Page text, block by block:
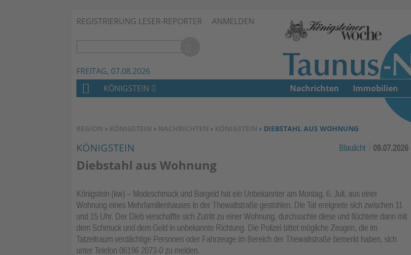
Zum Inhalt springen ↓
REGISTRIERUNG LESER-REPORTER ANMELDEN
FREITAG, 07.08.2026
SIE BEFINDEN SICH HIER:
REGION › KÖNIGSTEIN › NACHRICHTEN › KÖNIGSTEIN › DIEBSTAHL AUS WOHNUNG
KÖNIGSTEIN Blaulicht 09.07.2026
Diebstahl aus Wohnung
Königstein (kw) – Modeschmuck und Bargeld hat ein Unbekannter am Montag, 6. Juli, aus einer
Wohnung eines Mehrfamilienhauses in der Thewaltstraße gestohlen. Die Tat ereignete sich zwischen 11
und 15 Uhr. Der Dieb verschaffte sich Zutritt zu einer Wohnung, durchsuchte diese und flüchtete dann mit
dem Schmuck und dem Geld in unbekannte Richtung. Die Polizei bittet mögliche Zeugen, die im
Tatzeitraum verdächtige Personen oder Fahrzeuge im Bereich der Thewaltstraße bemerkt haben, sich
unter Telefon 06196 2073-0 zu melden.
H
M
E
KÖNIGSTEIN Nachrichten Immobilien